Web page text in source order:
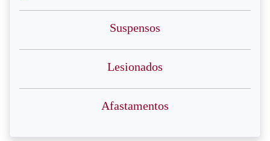
Suspensos
Lesionados
Afastamentos